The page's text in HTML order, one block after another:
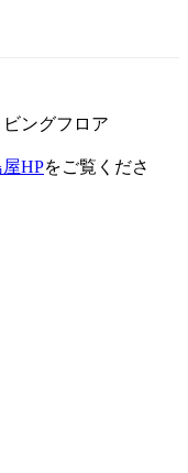
ングフロア
HPをご覧くださ